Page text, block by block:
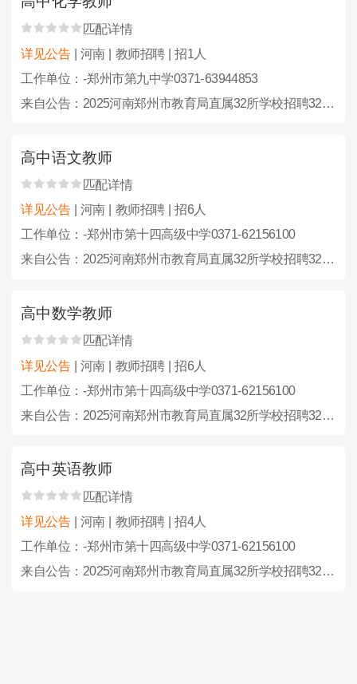
匹配详情
详见公告
| 河南 | 教师招聘 | 招1人
工作单位：-郑州市第九中学0371-63944853
来自公告：2025河南郑州市教育局直属32所学校招聘323人公告
高中语文教师
匹配详情
详见公告
| 河南 | 教师招聘 | 招6人
工作单位：-郑州市第十四高级中学0371-62156100
来自公告：2025河南郑州市教育局直属32所学校招聘323人公告
高中数学教师
匹配详情
详见公告 | 河南 | 教师招聘 | 招6人
工作单位：-郑州市第十四高级中学0371-62156100
来自公告：2025河南郑州市教育局直属32所学校招聘323人公告
高中英语教师
匹配详情
详见公告 | 河南 | 教师招聘 | 招4人
工作单位：-郑州市第十四高级中学0371-62156100
来自公告：2025河南郑州市教育局直属32所学校招聘323人公告